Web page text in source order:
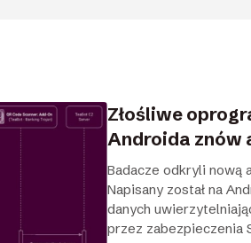
Złośliwe
Androida znów
Badacze odkryli nową
Napisany został na
danych
przez zabezpieczenia